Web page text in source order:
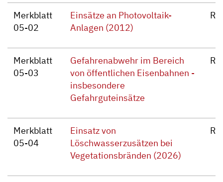
Merkblatt
05-02
Einsätze an Photovoltaik-
Anlagen (2012)
Merkblatt
05-03
Gefahrenabwehr im Bereich
von öffentlichen Eisenbahnen -
insbesondere
Gefahrguteinsätze
Merkblatt
05-04
Einsatz von
Löschwasserzusätzen bei
Vegetationsbränden (2026)